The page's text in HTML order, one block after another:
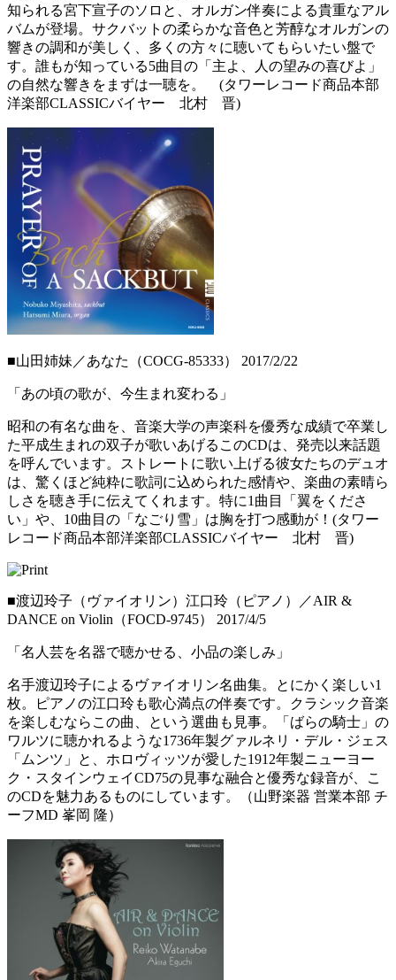
知られる宮下宣子のソロと、オルガン伴奏による貴重なアル
バムが登場。サクバットの柔らかな音色と芳醇なオルガンの
響きの調和が美しく、多くの方々に聴いてもらいたい盤で
す。誰もが知っている5曲目の「主よ、人の望みの喜びよ」
の自然な響きをまずは一聴を。 (タワーレコード商品本部
洋楽部CLASSICバイヤー 北村 晋)
■山田姉妹／あなた（COCG-85333） 2017/2/22
「あの頃の歌が、今生まれ変わる」
昭和の有名な曲を、音楽大学の声楽科を優秀な成績で卒業し
た平成生まれの双子が歌いあげるこのCDは、発売以来話題
を呼んでいます。ストレートに歌い上げる彼女たちのデュオ
は、驚くほど純粋に歌詞に込められた感情や、楽曲の素晴ら
しさを聴き手に伝えてくれます。特に1曲目「翼をくださ
い」や、10曲目の「なごり雪」は胸を打つ感動が！(タワー
レコード商品本部洋楽部CLASSICバイヤー 北村 晋)
■渡辺玲子（ヴァイオリン）江口玲（ピアノ）／AIR &
DANCE on Violin（FOCD-9745） 2017/4/5
「名人芸を名器で聴かせる、小品の楽しみ」
名手渡辺玲子によるヴァイオリン名曲集。とにかく楽しい1
枚。ピアノの江口玲も歌心満点の伴奏です。クラシック音楽
を楽しむならこの曲、という選曲も見事。「ばらの騎士」の
ワルツに聴かれるような1736年製グァルネリ・デル・ジェス
「ムンツ」と、ホロヴィッツが愛した1912年製ニューヨー
ク・スタインウェイCD75の見事な融合と優秀な録音が、こ
のCDを魅力あるものにしています。（山野楽器 営業本部 チ
ーフMD 峯岡 隆）